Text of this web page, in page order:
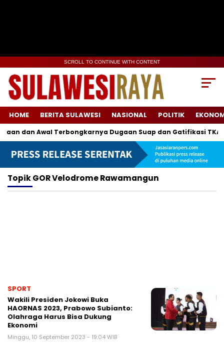
SCROLL TO CONTINUE WITH CONTENT
HOME BERITA SULAWESI NASIONAL POLITIK
dan Awal Terbongkarnya Dugaan Suap dan Gatifikasi TKA
TopikGOR Velodrome Rawamangun
SPORT
Wakili Presiden Jokowi Buka
HAORNAS 2023, Prabowo Subianto:
Olahraga Harus Bisa Dukung
Ekonomi
Minggu, 10 September 2023 - 19:04 WIB